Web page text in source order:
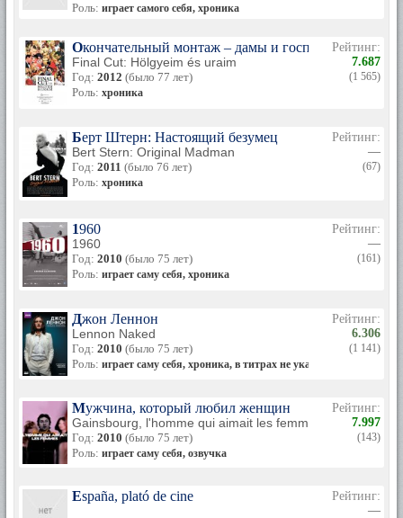
Роль: играет самого себя, хроника
Окончательный монтаж – дамы и господа!
Final Cut: Hölgyeim és uraim
Год: 2012 (было 77 лет)
Роль: хроника
Рейтинг:
7.687
(1 565)
Берт Штерн: Настоящий безумец
Bert Stern: Original Madman
Год: 2011 (было 76 лет)
Роль: хроника
Рейтинг:
—
(67)
1960
1960
Год: 2010 (было 75 лет)
Роль: играет саму себя, хроника
Рейтинг:
—
(161)
Джон Леннон
Lennon Naked
Год: 2010 (было 75 лет)
Роль: играет саму себя, хроника, в титрах не указана
Рейтинг:
6.306
(1 141)
Мужчина, который любил женщин
Gainsbourg, l'homme qui aimait les femmes
Год: 2010 (было 75 лет)
Роль: играет саму себя, озвучка
Рейтинг:
7.997
(143)
España, plató de cine
Рейтинг:
—